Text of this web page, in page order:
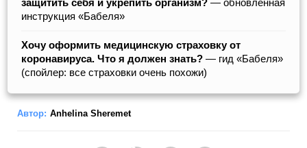
инструкция «Бабеля»
Хочу оформить медицинскую страховку от
коронавируса. Что я должен знать? — гид «Бабеля»
(спойлер: все страховки очень похожи)
Автор: Anhelina Sheremet